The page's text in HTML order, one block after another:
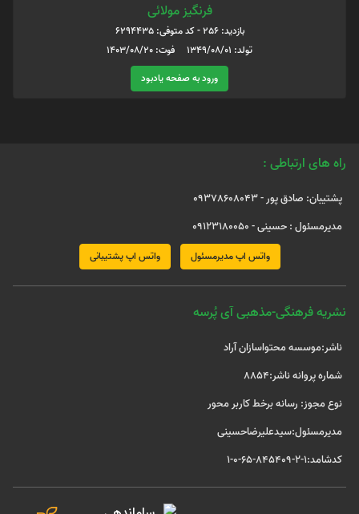
فرنگیز مولائی
بازدید: 256 - کد متوفی: 6294435
تولد: 1349/08/01 فوت: 1403/08/20
ورود به صفحه یادبود
راه های ارتباطی :
پشتیبان: صادق پور - 09378608043
مدیرمسئول : حسینی - 09123180050
واتس اپ مدیرمسئول واتس اپ پشتیبانی
نشریه فرهنگی-مذهبی آی پُرسه
ناشر:موسسه محتواسازان آراد
شماره پروانه ناشر:8854
نوع مجوز: رسانه برخط کاربر محور
مدیرمسئول:سیدعلیرضاحسینی
کدشامد:1-2-845409-65-0-1